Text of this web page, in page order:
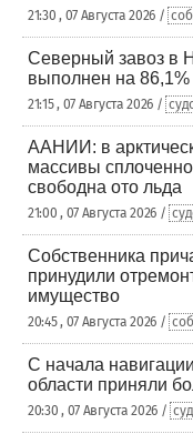
21:30 , 07 Августа 2026 /
Северный завоз в
выполнен на 86,1%
21:15 , 07 Августа 2026 /
ААНИИ: в
массивы
свободна ото льда
21:00 , 07 Августа 2026 /
Собственника
принудили
имущество
20:45 , 07 Августа 2026 /
С начала
области приняли
20:30 , 07 Августа 2026 /